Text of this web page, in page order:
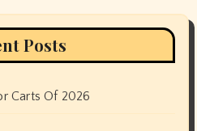
Posts
Carts Of 2026